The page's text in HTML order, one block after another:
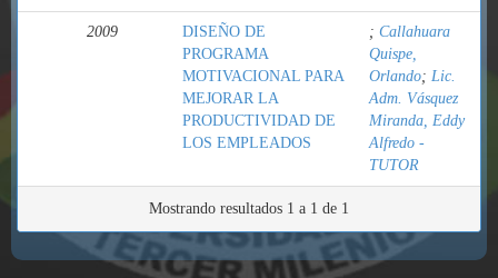
2009
DISEÑO DE
PROGRAMA
MOTIVACIONAL PARA
MEJORAR LA
PRODUCTIVIDAD DE
LOS EMPLEADOS
; Callahuara
Quispe,
Orlando; Lic.
Adm. Vásquez
Miranda, Eddy
Alfredo -
TUTOR
Mostrando resultados 1 a 1 de 1